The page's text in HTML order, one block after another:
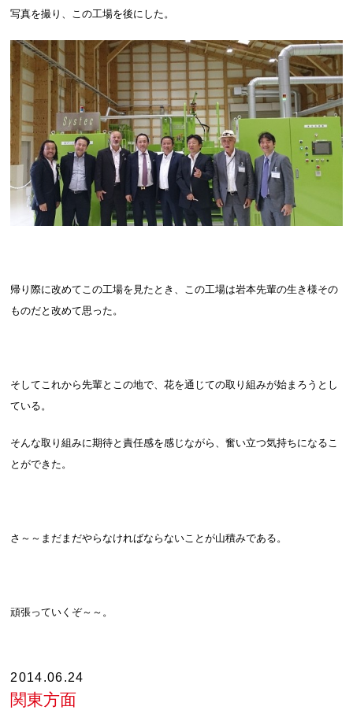
写真を撮り、この工場を後にした。
帰り際に改めてこの工場を見たとき、この工場は岩本先輩の生き様その
ものだと改めて思った。
そしてこれから先輩とこの地で、花を通じての取り組みが始まろうとし
ている。
そんな取り組みに期待と責任感を感じながら、奮い立つ気持ちになるこ
とができた。
さ～～まだまだやらなければならないことが山積みである。
頑張っていくぞ～～。
2014.06.24
関東方面